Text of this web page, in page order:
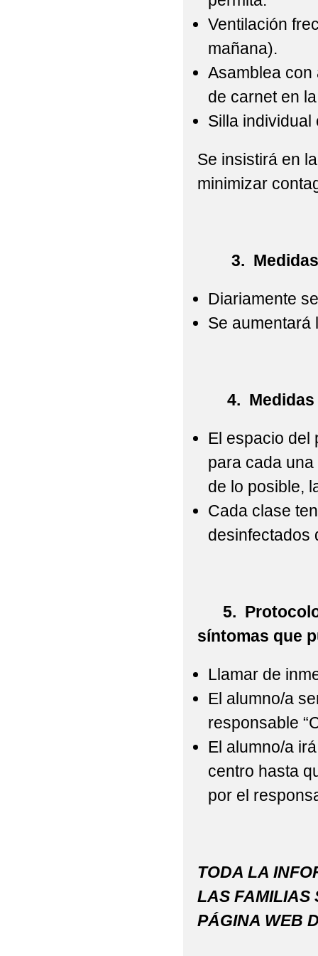
Ventilación
mañana).
Asamblea con
de carnet en
Silla individual
Se insistirá en
minimizar
3. Medidas
Diariamente
Se aumentará
4. Medidas
El espacio del
para cada
de lo posible,
Cada clase
desinfectados
5. Protocolo
síntomas que
Llamar de
El alumno/a
responsable
El alumno/a
centro hasta
por el
TODA LA
LAS FAMILIAS
PÁGINA WEB